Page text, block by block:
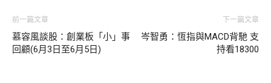
前一篇文章
慕容風談股：創業板「小」事
回顧(6月3日至6月5日)
下一篇文章
岑智勇：恆指與MACD背馳 支
持看18300